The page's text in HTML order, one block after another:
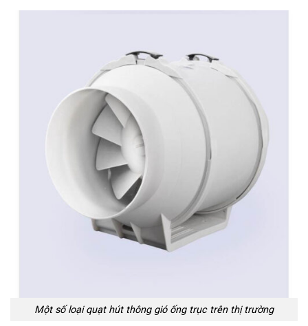
Một số loại quạt hút thông gió ống trục trên thị trường